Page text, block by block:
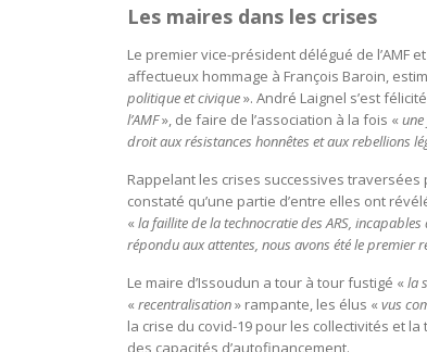
Les maires dans les crises
Le premier vice-président délégué de l’AMF
affectueux hommage à François Baroin,
politique et civique». André Laignel s’est
l’AMF», de faire de l’association à la fois «
droit aux résistances honnêtes et aux rebellions
Rappelant les crises successives
constaté qu’une partie d’entre elles ont
« la faillite de la technocratie des ARS,
répondu aux attentes, nous avons été le premier
Le maire d’Issoudun a tour à tour fustigé « la
« recentralisation» rampante, les élus « vus
la crise du covid-19 pour les collectivités et